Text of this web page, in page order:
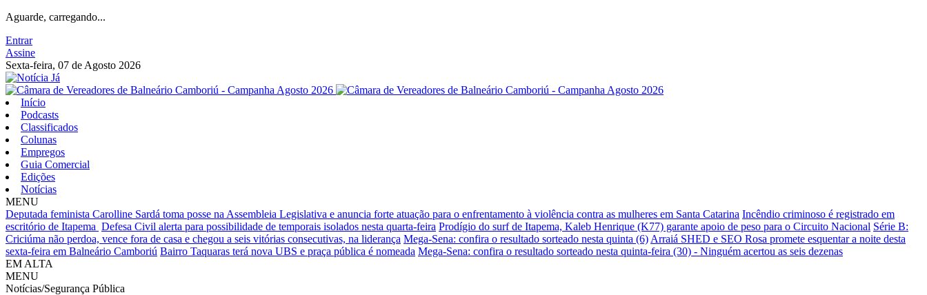
Aguarde, carregando...
Entrar
Assine
Sexta-feira, 07 de Agosto 2026
Início
Podcasts
Classificados
Colunas
Empregos
Guia Comercial
Edições
Notícias
MENU
Deputada feminista Carolline Sardá toma posse na Assembleia Legislativa e anuncia forte atuação para o enfrentamento à violência contra as mulheres em Santa Catarina Incêndio criminoso é registrado em
escritório de Itapema Defesa Civil alerta para possibilidade de temporais isolados nesta quarta-feira Prodígio do surf de Itapema, Kaleb Henrique (K77) garante apoio de peso para o Circuito Nacional Série B:
Criciúma não perdoa, vence fora de casa e chegou a seis vitórias consecutivas, na liderança Mega-Sena: confira o resultado sorteado nesta quinta (6) Arraiá SHED e SEO Rosa promete esquentar a noite desta
sexta-feira em Balneário Camboriú Bairro Taquaras terá nova UBS e praça pública é nomeada Mega-Sena: confira o resultado sorteado nesta quinta-feira (30) - Ninguém acertou as seis dezenas
EM ALTA
MENU
Notícias/Segurança Pública